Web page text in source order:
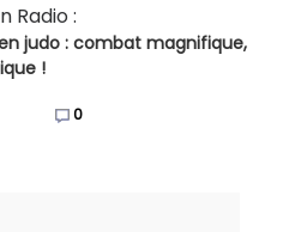
Radio :
en judo : combat magnifique,
!
0